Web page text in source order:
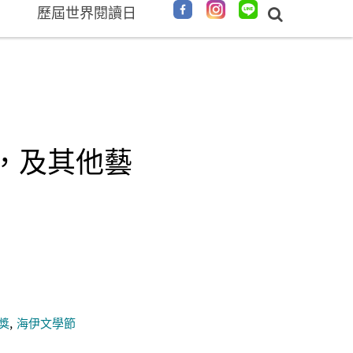
歷屆世界閱讀日
及其他藝
海伊文學節